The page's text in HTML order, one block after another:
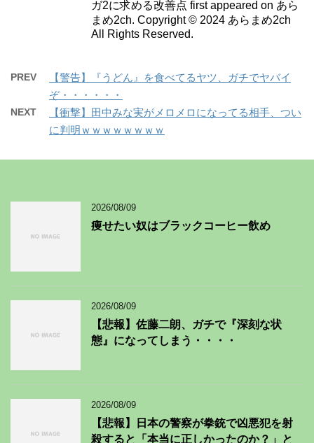
ガ2に求める改善点 first appeared on あら
まめ2ch. Copyright © 2024 あらまめ2ch
All Rights Reserved.
PREV
【警告】『うどん』を食べてるヤツ、ガチでヤバイ
ぞ・・・・・・
NEXT
【衝撃】田中みな実がメロメロになってる相手、つい
に判明ｗｗｗｗｗｗｗｗ
2026/08/09
痩せたい奴はブラックコーヒー飲め
2026/08/09
【悲報】佐藤二朗、ガチで『深刻な状
態』になってしまう・・・・
2026/08/09
【悲報】日本の警察が拳銃で凶悪犯を射
殺すると「本当に正しかったのか？」と